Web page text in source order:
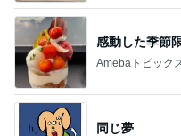
感動した季節
Amebaトピック
同じ夢